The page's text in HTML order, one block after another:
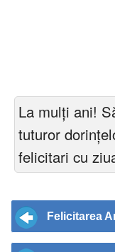
La mulți ani!
tuturor
felicitari cu
Felicitarea